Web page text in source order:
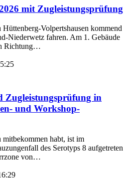
mit Zugleistungsprüfung
Volpertshausen kommend
Niederwetz fahren. Am 1. Gebäude
Richtung…
Zugleistungsprüfung in
und Workshop-
habt, ist im
des Serotyps 8 aufgetreten
von…